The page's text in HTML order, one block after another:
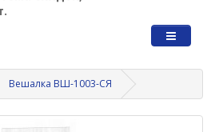
Вешалка ВШ-1003-СЯ